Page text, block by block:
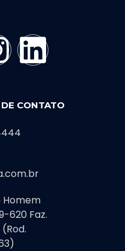
CONTATO
Homem
620 Faz.